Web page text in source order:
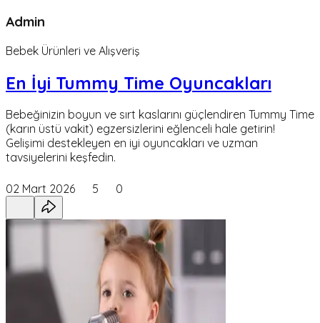
Admin
Bebek Ürünleri ve Alışveriş
En İyi Tummy Time Oyuncakları
Bebeğinizin boyun ve sırt kaslarını güçlendiren Tummy Time
(karın üstü vakit) egzersizlerini eğlenceli hale getirin!
Gelişimi destekleyen en iyi oyuncakları ve uzman
tavsiyelerini keşfedin.
02 Mart 2026 5 0